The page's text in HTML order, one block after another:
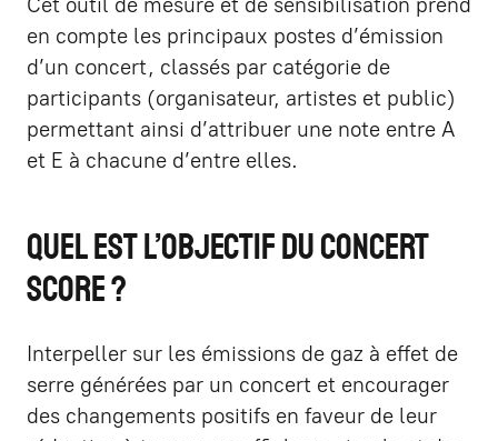
en compte les principaux postes d’émission
d’un concert, classés par catégorie de
participants (organisateur, artistes et public)
permettant ainsi d’attribuer une note entre A
et E à chacune d’entre elles.
Quel est l’objectif du Concert
Score ?
Interpeller sur les émissions de gaz à effet de
serre générées par un concert et encourager
des changements positifs en faveur de leur